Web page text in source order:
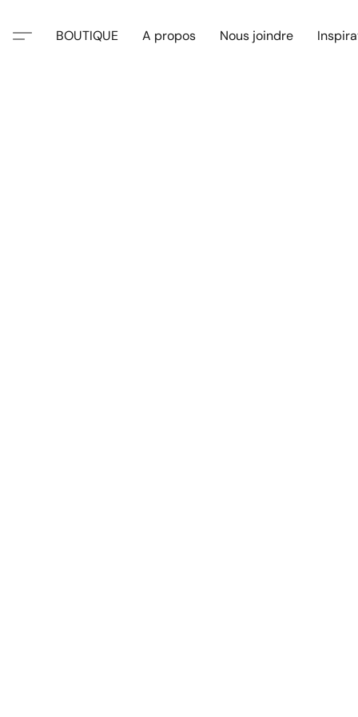
BOUTIQUE A propos Nous joindre